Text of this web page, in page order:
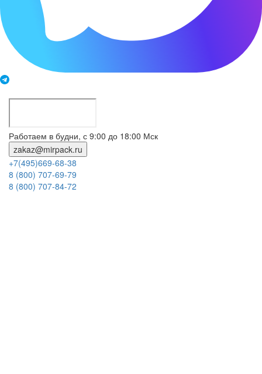
Работаем в будни, с 9:00 до 18:00 Мск
zakaz@mirpack.ru
+7(495)669-68-38
8 (800) 707-69-79
8 (800) 707-84-72